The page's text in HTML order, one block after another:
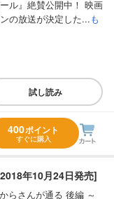
ル』絶賛公開中！ 映画
の放送が決定した...も
試し読み
400ポイント
すぐに購入
年10月24日発売]
らさんが通る 後編 ～